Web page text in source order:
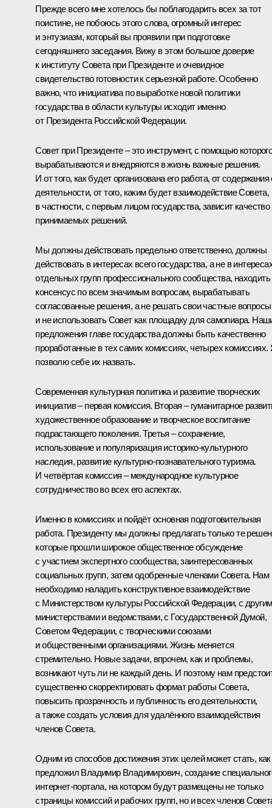
Прежде всего мне хотелось бы поблагодарить всех за тот
поистине, не побоюсь этого слова, огромный интерес
и энтузиазм, который вы проявили при подготовке
сегодняшнего заседания. Вижу в этом большое доверие
к институту Совета при Президенте и очевидное
свидетельство готовности к серьезной работе. Особенно
важно, что инициатива по выработке новой политики
государства в области культуры исходит именно
от Президента Российской Федерации.
Совет при Президенте – это инструмент, с помощью
вырабатываются и внедряются в жизнь важные решения.
И от того, как будет организована его работа, от содержания
деятельности, от того, каким будет взаимодействие Совета,
в частности, с первым лицом государства, зависит качество
принимаемых решений.
Мы должны действовать предельно ответственно, должны
действовать в интересах всего государства, а не в
отдельных групп профессионального сообщества, находить
консенсус по всем значимым вопросам, вырабатывать
согласованные решения, а не решать свои частные вопросы
и не использовать Совет как площадку для самопиара.
предложения главе государства должны быть качественно
проработанные в тех самих комиссиях, четырех комиссиях.
позволю себе их назвать.
Современная культурная политика и развитие творческих
инициатив – первая комиссия. Вторая – гуманитарное
художественное образование и творческое воспитание
подрастающего поколения. Третья – сохранение,
использование и популяризация историко-культурного
наследия, развитие культурно-познавательного туризма.
И четвёртая комиссия – международное культурное
сотрудничество во всех его аспектах.
Именно в комиссиях и пойдёт основная подготовительная
работа. Президенту мы должны предлагать только те
которые прошли широкое общественное обсуждение
с участием экспертного сообщества, заинтересованных
социальных групп, затем одобренные членами Совета. Нам
необходимо наладить конструктивное взаимодействие
с Министерством культуры Российской Федерации, с
министерствами и ведомствами, с Государственной Думой,
Советом Федерации, с творческими союзами
и общественными организациями. Жизнь меняется
стремительно. Новые задачи, впрочем, как и проблемы,
возникают чуть ли не каждый день. И поэтому нам
существенно скорректировать формат работы Совета,
повысить прозрачность и публичность его деятельности,
а также создать условия для удалённого взаимодействия
членов Совета.
Одним из способов достижения этих целей может стать, как
предложил Владимир Владимирович, создание
интернет-портала, на котором будут размещены не только
страницы комиссий и рабочих групп, но и всех членов